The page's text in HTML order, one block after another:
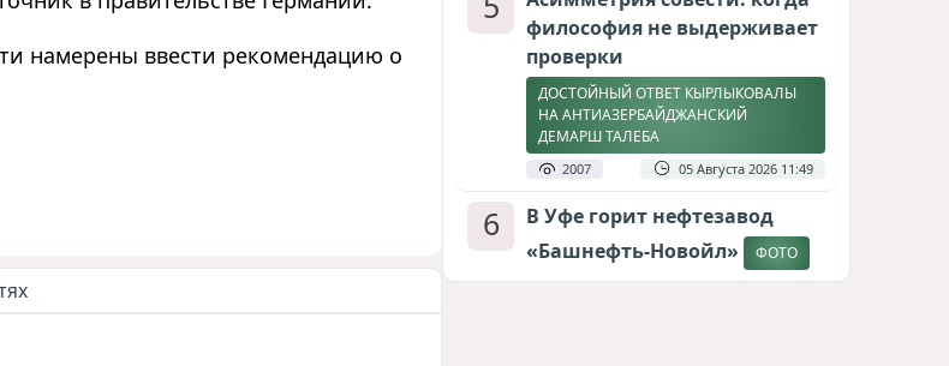
намерены ввести рекомендацию о
философия не выдерживает
проверки
ДОСТОЙНЫЙ ОТВЕТ КЫРЛЫКОВАЛЫ
НА АНТИАЗЕРБАЙДЖАНСКИЙ
ДЕМАРШ ТАЛЕБА
2007 05 Августа 2026 11:49
6
В Уфе горит нефтезавод
«Башнефть-Новойл»
ФОТО